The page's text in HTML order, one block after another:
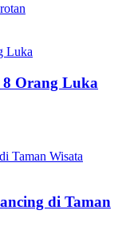
Orang Luka
di Taman